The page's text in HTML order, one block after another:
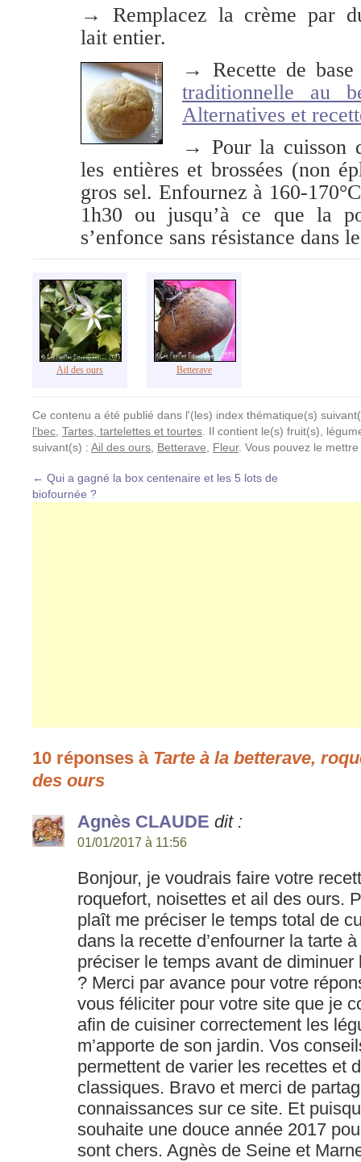
→ Remplacez la crème par
lait entier.
→ Recette de
traditionnelle au
Alternatives et
→ Pour la cuisson
les entières et brossées (non
gros sel. Enfournez à 160-
1h30 ou jusqu’à ce que la
s’enfonce sans résistance dans
Ail des ours Betterave
Ce contenu a été publié dans l'(les) index thématique(s)
l'bec, Tartes, tartelettes et tourtes. Il contient le(s) fruit(s),
suivant(s) : Ail des ours, Betterave, Fleur. Vous pouvez le
← Qui a gagné la box centenaire et les 5 lots de
biofournée ?
10 réponses à Tarte à la betterave,
des ours
Agnès CLAUDE dit :
01/01/2017 à 11:56
Bonjour, je voudrais faire votre
roquefort, noisettes et ail des ours.
plaît me préciser le temps total de
dans la recette d’enfourner la tarte
préciser le temps avant de diminuer
? Merci par avance pour votre
vous féliciter pour votre site que je
afin de cuisiner correctement les
m’apporte de son jardin. Vos
permettent de varier les recettes et
classiques. Bravo et merci de
connaissances sur ce site. Et
souhaite une douce année 2017
sont chers. Agnès de Seine et